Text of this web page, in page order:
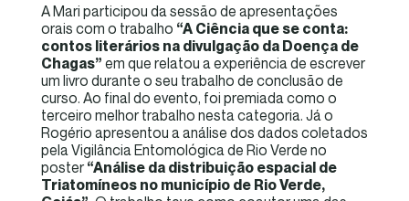
A Mari participou da sessão de apresentações
orais com o trabalho “A Ciência que se conta:
contos literários na divulgação da Doença de
Chagas” em que relatou a experiência de escrever
um livro durante o seu trabalho de conclusão de
curso. Ao final do evento, foi premiada como o
terceiro melhor trabalho nesta categoria. Já o
Rogério apresentou a análise dos dados coletados
pela Vigilância Entomológica de Rio Verde no
poster “Análise da distribuição espacial de
Triatomíneos no município de Rio Verde,